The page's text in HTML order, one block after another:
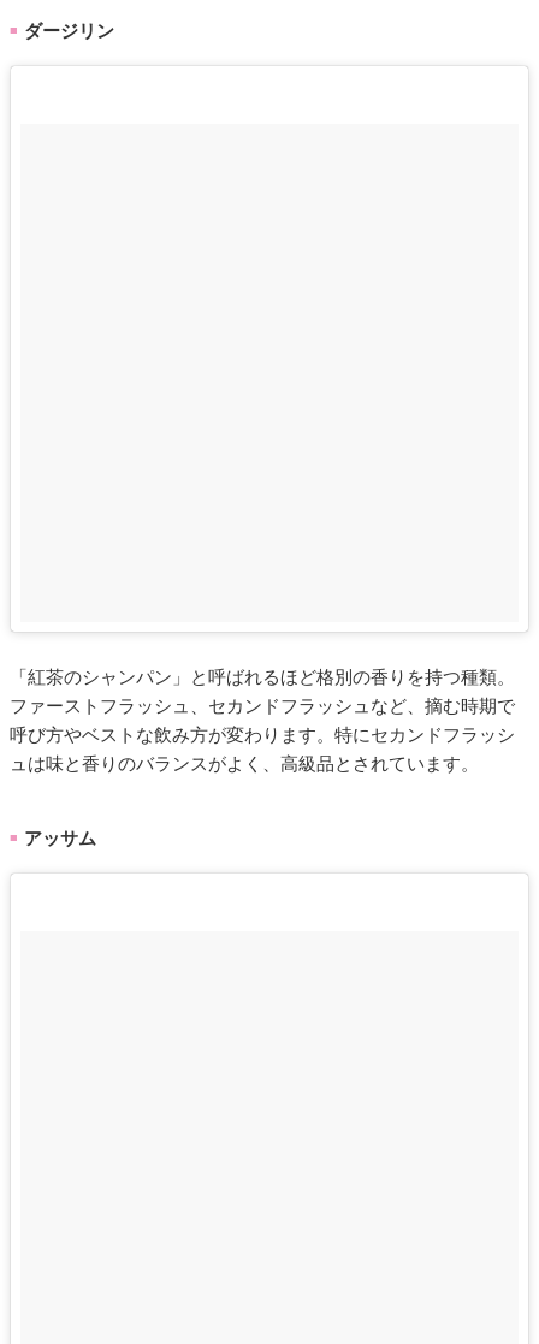
■ ダージリン
「紅茶のシャンパン」と呼ばれるほど格別の香りを持つ種類。
ファーストフラッシュ、セカンドフラッシュなど、摘む時期で
呼び方やベストな飲み方が変わります。特にセカンドフラッシ
ュは味と香りのバランスがよく、高級品とされています。
■ アッサム